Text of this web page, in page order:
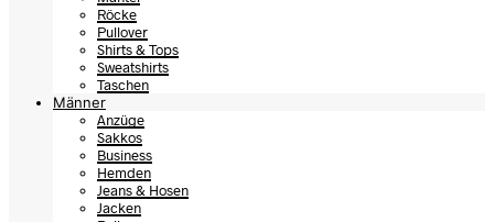
Röcke
Pullover
Shirts & Tops
Sweatshirts
Taschen
Männer
Anzüge
Sakkos
Business
Hemden
Jeans & Hosen
Jacken